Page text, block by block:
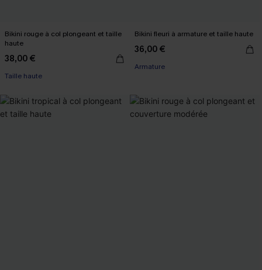
Bikini rouge à col plongeant et taille
haute
38,00 €
Taille haute
Bikini fleuri à armature et taille haute
36,00 €
Armature